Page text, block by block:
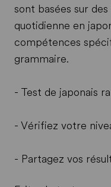
sont basées sur
quotidienne en
compétences
grammaire.
- Test de japonais
- Vérifiez votre
- Partagez vos